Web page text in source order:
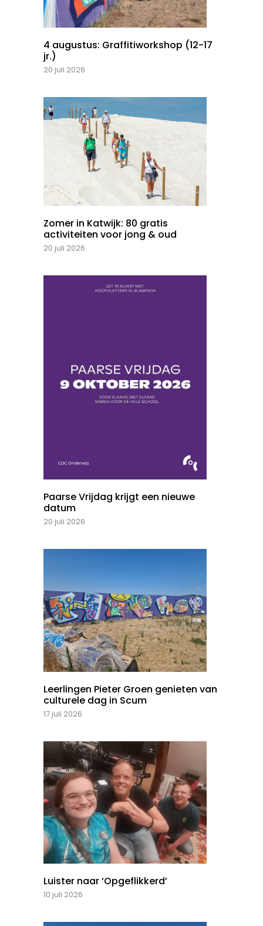
4 augustus: Graffitiworkshop (12-17
jr.)
20 juli 2026
Zomer in Katwijk: 80 gratis
activiteiten voor jong & oud
20 juli 2026
Paarse Vrijdag krijgt een nieuwe
datum
20 juli 2026
Leerlingen Pieter Groen genieten van
culturele dag in Scum
17 juli 2026
Luister naar ‘Opgeflikkerd’
10 juli 2026